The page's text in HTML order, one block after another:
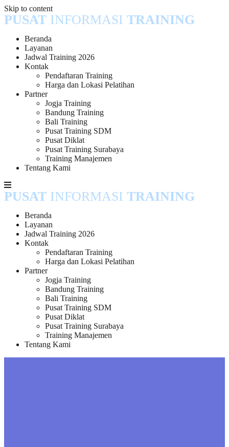
Skip to content
PUSAT INFORMASI TRAINING
Beranda
Layanan
Jadwal Training 2026
Kontak
Pendaftaran Training
Harga dan Lokasi Pelatihan
Partner
Jogja Training
Bandung Training
Bali Training
Pusat Training SDM
Pusat Diklat
Pusat Training Surabaya
Training Manajemen
Tentang Kami
PUSAT INFORMASI TRAINING
Beranda
Layanan
Jadwal Training 2026
Kontak
Pendaftaran Training
Harga dan Lokasi Pelatihan
Partner
Jogja Training
Bandung Training
Bali Training
Pusat Training SDM
Pusat Diklat
Pusat Training Surabaya
Training Manajemen
Tentang Kami